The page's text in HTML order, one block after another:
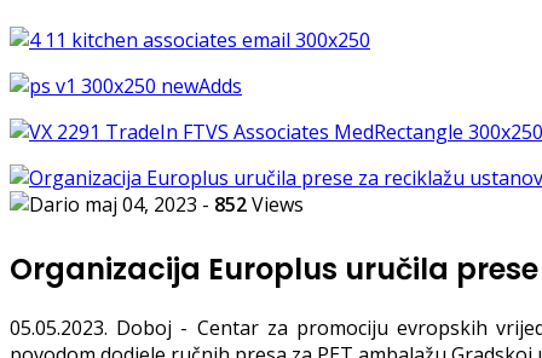
maj 04, 2023 - 852Views
Organizacija Europlus uručila
05.05.2023. Doboj - Centar za promociju evropskih